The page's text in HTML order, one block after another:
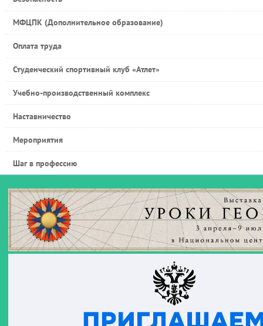
МФЦПК (Дополнительное образование)
Оплата труда
Студенческий спортивный клуб «Атлет»
Учебно-производственный комплекс
Наставничество
Мероприятия
Шаг в профессию